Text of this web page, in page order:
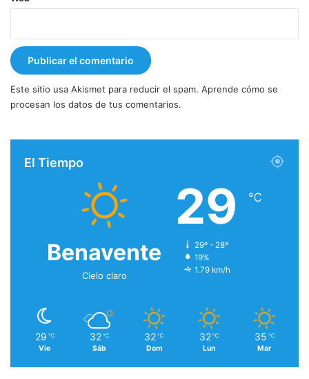
Este sitio usa Akismet para reducir el spam. Aprende cómo se
procesan los datos de tus comentarios.
El Tiempo
Benavente
Cielo claro
29 ℃
29º - 28º
19%
1.79 km/h
29 ℃
Vie
32 ℃
Sáb
32 ℃
Dom
32 ℃
Lun
35 ℃
Mar